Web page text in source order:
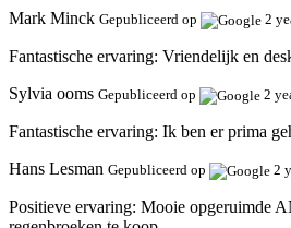
Mark Minck Gepubliceerd op 2
Fantastische ervaring: Vriendelijk en
Sylvia ooms Gepubliceerd op 2
Fantastische ervaring: Ik ben er prima
Hans Lesman Gepubliceerd op 2
Positieve ervaring: Mooie opgeruimde